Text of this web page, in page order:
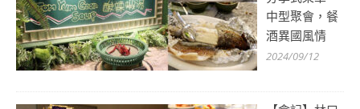
中型聚會，餐
酒異國風情
2024/09/12